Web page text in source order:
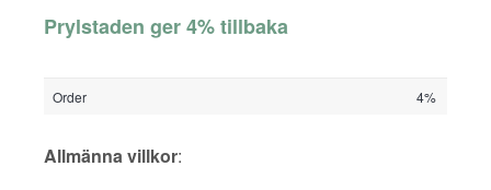
Prylstaden ger 4% tillbaka
Order 4%
Allmänna villkor: